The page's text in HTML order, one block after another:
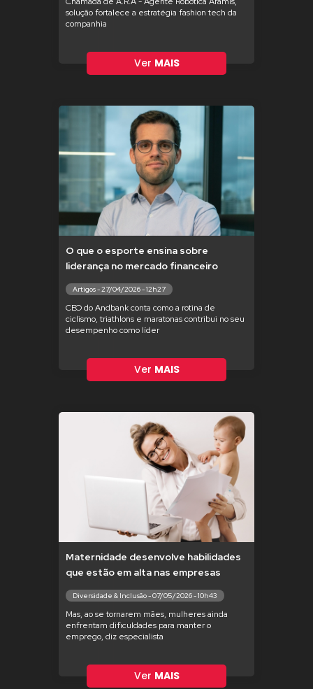
solução fortalece a estratégia fashion tech da
companhia
Ver MAIS
O que o esporte ensina sobre
liderança no mercado financeiro
Artigos - 27/04/2026 - 12h27
CEO do Andbank conta como a rotina de
ciclismo, triathlons e maratonas contribui no seu
desempenho como líder
Ver MAIS
Maternidade desenvolve habilidades
que estão em alta nas empresas
Diversidade & Inclusão - 07/05/2026 - 10h43
Mas, ao se tornarem mães, mulheres ainda
enfrentam dificuldades para manter o
emprego, diz especialista
Ver MAIS